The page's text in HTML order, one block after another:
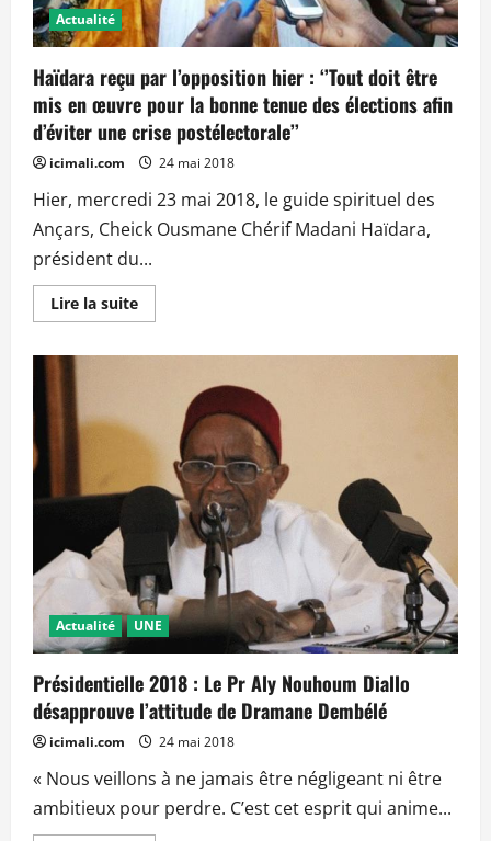
Actualité
Haïdara reçu par l’opposition hier : ‘’Tout doit être
mis en œuvre pour la bonne tenue des élections afin
d’éviter une crise postélectorale’’
icimali.com 24 mai 2018
Hier, mercredi 23 mai 2018, le guide spirituel des
Ançars, Cheick Ousmane Chérif Madani Haïdara,
président du...
Lire la suiteEn
savoir
l’opposition
hier
:
‘’Tout
être
œuvre
pour
bonne
tenue
des
élections
afin
d’éviter
crise
postélectorale’’
Actualité UNE
Présidentielle 2018 : Le Pr Aly Nouhoum Diallo
désapprouve l’attitude de Dramane Dembélé
icimali.com 24 mai 2018
« Nous veillons à ne jamais être négligeant ni être
ambitieux pour perdre. C’est cet esprit qui anime...